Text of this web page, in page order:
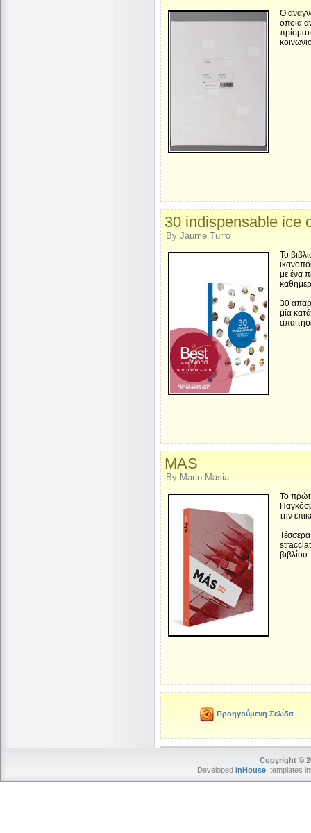
Ο
οποία
30 indispensable ice
By Jaume Turro
Το
με ένα
30
μία
MAS
By Mario Masia
Το
την
βιβλίου.
Προηγούμενη Σελίδα
Copyright ©
Developed InHouse, templates